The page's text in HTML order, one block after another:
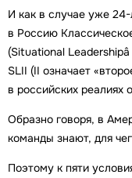
И как в случае уже 24-
в Россию
(Situational
SLII (II означает
в российских реалиях
Образно говоря, в
команды знают, для
Поэтому к пяти